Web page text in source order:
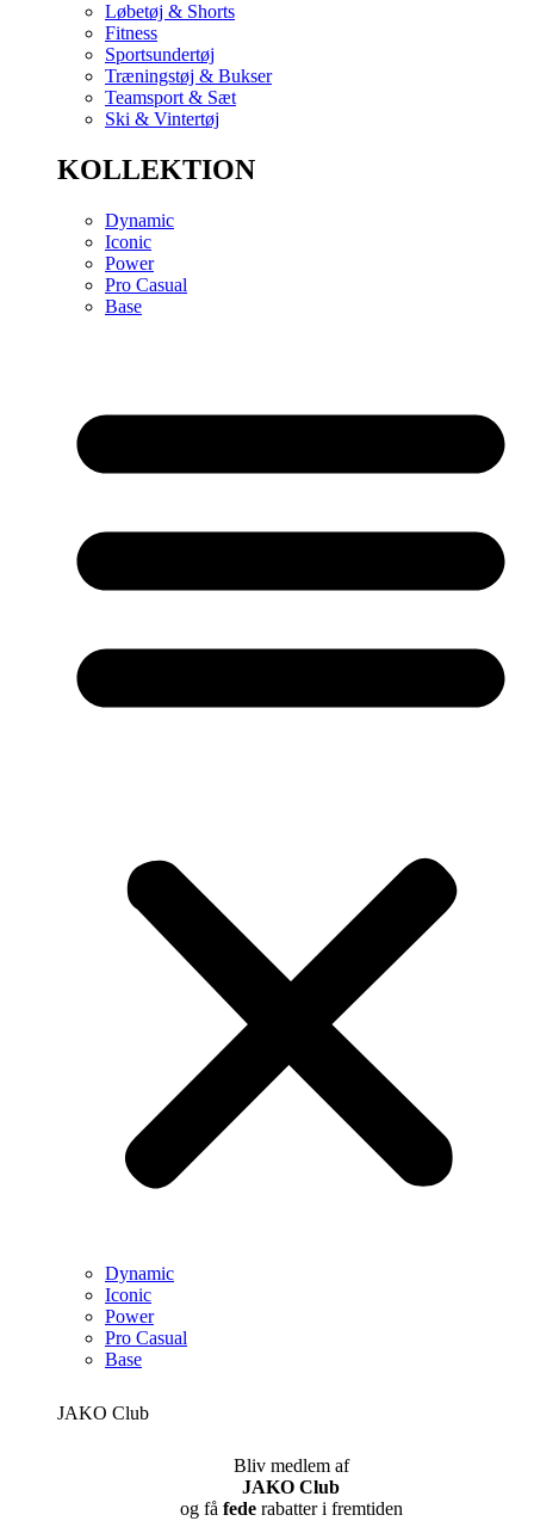
Løbetøj & Shorts
Fitness
Sportsundertøj
Træningstøj & Bukser
Teamsport & Sæt
Ski & Vintertøj
KOLLEKTION
Dynamic
Iconic
Power
Pro Casual
Base
Dynamic
Iconic
Power
Pro Casual
Base
JAKO Club
Bliv medlem af
JAKO Club
og få federabatter i fremtiden